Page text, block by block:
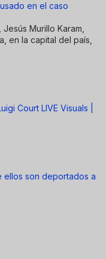
en el caso
Murillo Karam,
en la capital del país,
Court LIVE Visuals |
ellos son deportados a